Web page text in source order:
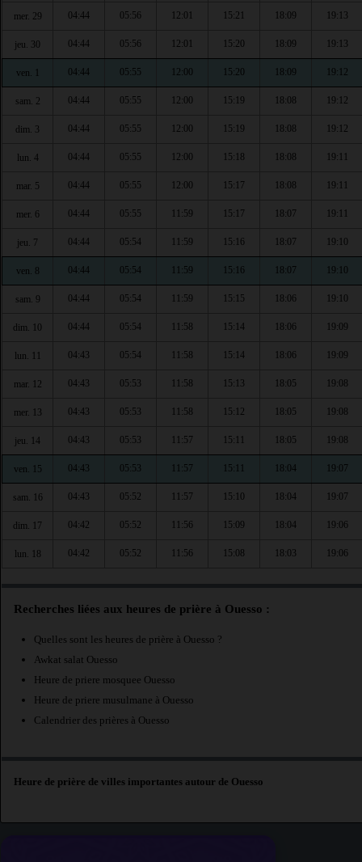
mer. 29 04:44 05:56 12:01 15:21 18:09 19:13
jeu. 30 04:44 05:56 12:01 15:20 18:09 19:13
ven. 1 04:44 05:55 12:00 15:20 18:09 19:12
sam. 2 04:44 05:55 12:00 15:19 18:08 19:12
dim. 3 04:44 05:55 12:00 15:19 18:08 19:12
lun. 4 04:44 05:55 12:00 15:18 18:08 19:11
mar. 5 04:44 05:55 12:00 15:17 18:08 19:11
mer. 6 04:44 05:55 11:59 15:17 18:07 19:11
jeu. 7 04:44 05:54 11:59 15:16 18:07 19:10
ven. 8 04:44 05:54 11:59 15:16 18:07 19:10
sam. 9 04:44 05:54 11:59 15:15 18:06 19:10
dim. 10 04:44 05:54 11:58 15:14 18:06 19:09
lun. 11 04:43 05:54 11:58 15:14 18:06 19:09
mar. 12 04:43 05:53 11:58 15:13 18:05 19:08
mer. 13 04:43 05:53 11:58 15:12 18:05 19:08
jeu. 14 04:43 05:53 11:57 15:11 18:05 19:08
ven. 15 04:43 05:53 11:57 15:11 18:04 19:07
sam. 16 04:43 05:52 11:57 15:10 18:04 19:07
dim. 17 04:42 05:52 11:56 15:09 18:04 19:06
lun. 18 04:42 05:52 11:56 15:08 18:03 19:06
Recherches liées aux heures de prière à Ouesso :
Quelles sont les heures de prière à Ouesso ?
Awkat salat Ouesso
Heure de priere mosquee Ouesso
Heure de priere musulmane à Ouesso
Calendrier des prières à Ouesso
Heure de prière de villes importantes autour de Ouesso